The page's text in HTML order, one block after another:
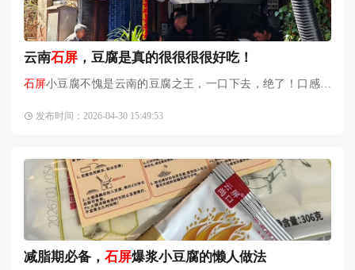
云南石屏 ，豆腐是真的很很很很好吃！
石屏小豆腐不愧是云南的豆腐之王，一口下去，绝了！口感细
化。打开某书搜石屏，吃
发布时间：2026-04-30 15:49:53
减脂期必备， 石屏爆浆小豆腐的懒人做法